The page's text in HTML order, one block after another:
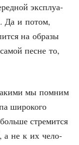
экс­плу­а­
Да и потом,
на обра­зы
песне то,
мы пом­ним
широ­ко­го
стре­мит­ся
а не к их чело­